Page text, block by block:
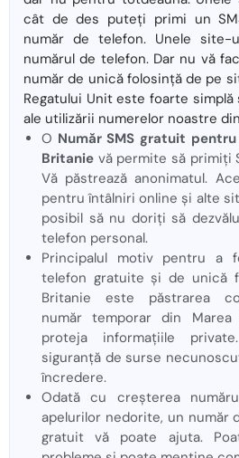
cât de des puteți primi un
număr de telefon. Unele
numărul de telefon. Dar nu vă
număr de unică folosință de pe
Regatului Unit este foarte
ale utilizării numerelor noastre
O Număr SMS gratuit
Britanie vă permite să primiți
Vă păstrează anonimatul.
pentru întâlniri online și alte
posibil să nu doriți să
telefon personal.
Principalul motiv pentru a
telefon gratuite și de unică
Britanie este păstrarea
număr temporar din
proteja informațiile
siguranță de surse
încredere.
Odată cu creșterea
apelurilor nedorite, un număr
gratuit vă poate ajuta.